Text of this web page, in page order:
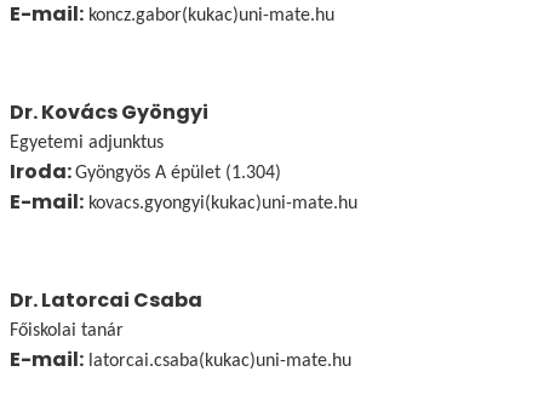
E-mail: koncz.gabor(kukac)uni-mate.hu
Dr. Kovács Gyöngyi
Egyetemi adjunktus
Iroda:Gyöngyös A épület (1.304)
E-mail: kovacs.gyongyi(kukac)uni-mate.hu
Dr. Latorcai Csaba
Főiskolai tanár
E-mail: latorcai.csaba(kukac)uni-mate.hu